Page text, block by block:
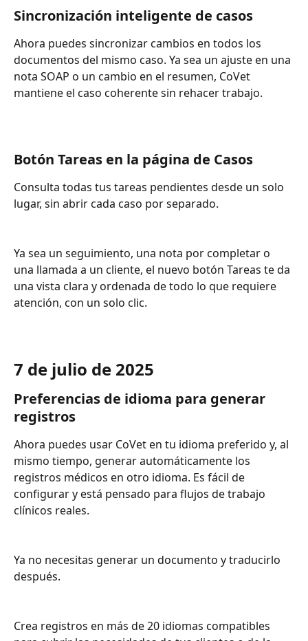
Sincronización inteligente de casos
Ahora puedes sincronizar cambios en todos los
documentos del mismo caso. Ya sea un ajuste en una
nota SOAP o un cambio en el resumen, CoVet
mantiene el caso coherente sin rehacer trabajo.
Botón Tareas en la página de Casos
Consulta todas tus tareas pendientes desde un solo
lugar, sin abrir cada caso por separado.
Ya sea un seguimiento, una nota por completar o
una llamada a un cliente, el nuevo botón Tareas te da
una vista clara y ordenada de todo lo que requiere
atención, con un solo clic.
7 de julio de 2025
Preferencias de idioma para generar
registros
Ahora puedes usar CoVet en tu idioma preferido y, al
mismo tiempo, generar automáticamente los
registros médicos en otro idioma. Es fácil de
configurar y está pensado para flujos de trabajo
clínicos reales.
Ya no necesitas generar un documento y traducirlo
después.
Crea registros en más de 20 idiomas compatibles